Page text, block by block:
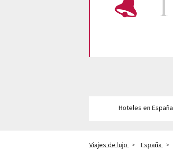
Hoteles en España
Viajes de lujo > España >